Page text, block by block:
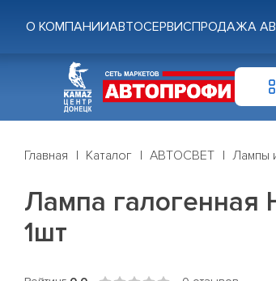
О КОМПАНИИАВТОСЕРВИСПРОДАЖА
Главная Каталог АВТОСВЕТ Лампы
Лампа галогенная
1шт